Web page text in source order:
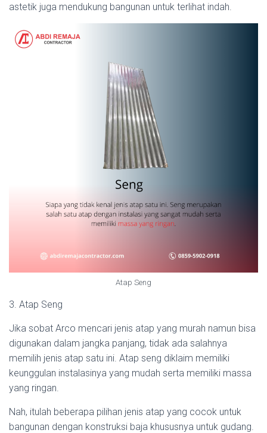
astetik juga mendukung bangunan untuk terlihat indah.
Atap Seng
3. Atap Seng
Jika sobat Arco mencari jenis atap yang murah namun bisa
digunakan dalam jangka panjang, tidak ada salahnya
memilih jenis atap satu ini. Atap seng diklaim memiliki
keunggulan instalasinya yang mudah serta memiliki massa
yang ringan.
Nah, itulah beberapa pilihan jenis atap yang cocok untuk
bangunan dengan konstruksi baja khususnya untuk gudang.